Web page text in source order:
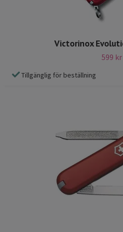
Victorinox
599 kr
Tillgänglig för beställning